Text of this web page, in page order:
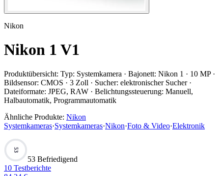
Nikon
Nikon 1 V1
Produktübersicht: Typ: Systemkamera · Bajonett: Nikon 1 · 10 MP ·
Bildsensor: CMOS · 3 Zoll · Sucher: elektronischer Sucher ·
Dateiformate: JPEG, RAW · Belichtungssteuerung: Manuell,
Halbautomatik, Programmautomatik
Ähnliche Produkte: Nikon
Systemkameras·Systemkameras·Nikon·Foto & Video·Elektronik
53
53 Befriedigend
10 Testberichte